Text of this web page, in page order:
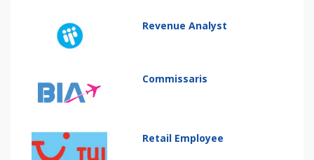
Revenue Analyst
Commissaris
Retail Employee